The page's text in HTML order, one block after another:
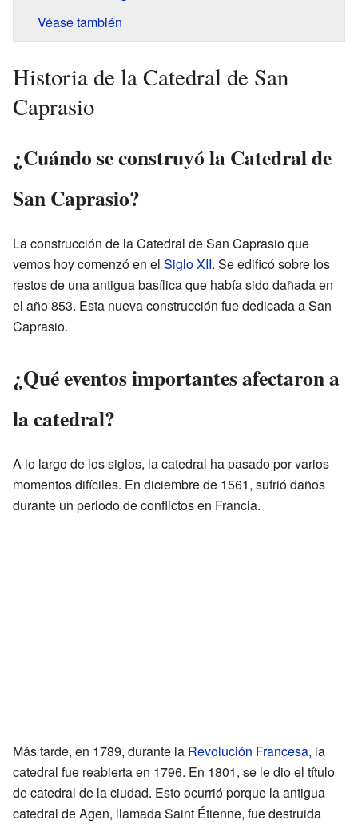
Véase también
Historia de la Catedral de San
Caprasio
¿Cuándo se construyó la Catedral de
San Caprasio?
La construcción de la Catedral de San Caprasio que
vemos hoy comenzó en el Siglo XII. Se edificó sobre los
restos de una antigua basílica que había sido dañada en
el año 853. Esta nueva construcción fue dedicada a San
Caprasio.
¿Qué eventos importantes afectaron a
la catedral?
A lo largo de los siglos, la catedral ha pasado por varios
momentos difíciles. En diciembre de 1561, sufrió daños
durante un periodo de conflictos en Francia.
Más tarde, en 1789, durante la Revolución Francesa, la
catedral fue reabierta en 1796. En 1801, se le dio el título
de catedral de la ciudad. Esto ocurrió porque la antigua
catedral de Agen, llamada Saint Étienne, fue destruida